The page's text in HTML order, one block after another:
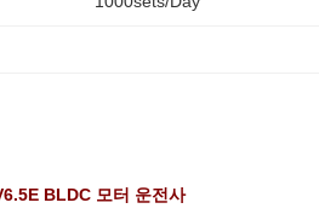
BLDC 모터 운전사